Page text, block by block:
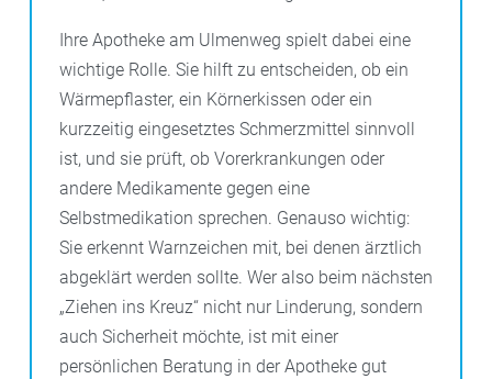
Ihre Apotheke am Ulmenweg spielt dabei eine
wichtige Rolle. Sie hilft zu entscheiden, ob ein
Wärmepflaster, ein Körnerkissen oder ein
kurzzeitig eingesetztes Schmerzmittel sinnvoll
ist, und sie prüft, ob Vorerkrankungen oder
andere Medikamente gegen eine
Selbstmedikation sprechen. Genauso wichtig:
Sie erkennt Warnzeichen mit, bei denen ärztlich
abgeklärt werden sollte. Wer also beim nächsten
„Ziehen ins Kreuz“ nicht nur Linderung, sondern
auch Sicherheit möchte, ist mit einer
persönlichen Beratung in der Apotheke gut